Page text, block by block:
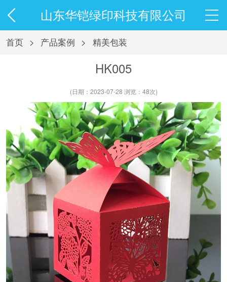
山东华铠绿印科技有限公司
首页 > 产品案例 > 精美包装
HK005
(日期：2023-07-28 浏览：48次)